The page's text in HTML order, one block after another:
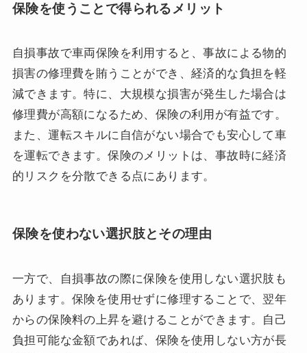
保険を使うことで得られるメリット
自損事故で車両保険を利用すると、事故による物的
損害の修理費を賄うことができ、経済的な負担を軽
減できます。特に、大規模な損害が発生した場合は
修理費が高額になるため、保険の利用が有益です。
また、運転スキルに自信がない場合でも安心して車
を運転できます。保険のメリットは、事故時に経済
的リスクを分散できる点にあります。
保険を使わない選択肢とその理由
一方で、自損事故の際に保険を使用しない選択肢も
あります。保険を使用せずに修理することで、翌年
からの保険料の上昇を避けることができます。自己
負担可能な金額であれば、保険を使用しない方が長